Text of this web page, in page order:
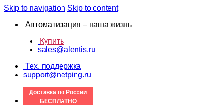
Skip to navigation Skip to content
Автоматизация – наша жизнь
Купить
sales@alentis.ru
Тех. поддержка
support@netping.ru
Доставка по России
БЕСПЛАТНО